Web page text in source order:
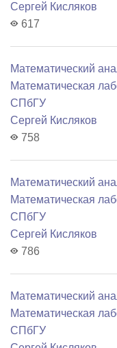
Сергей Кисляков
617
Математический
Математичеcкая
СПбГУ
Сергей Кисляков
758
Математический
Математичеcкая
СПбГУ
Сергей Кисляков
786
Математический
Математичеcкая
СПбГУ